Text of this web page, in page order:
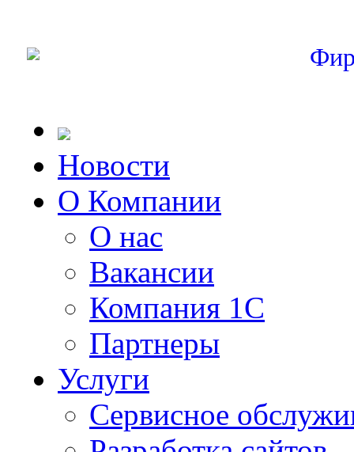
Новости
О Компании
О нас
Вакансии
Компания 1С
Партнеры
Услуги
Сервисное